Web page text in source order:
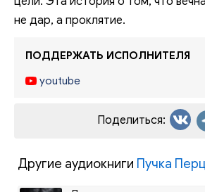
не дар, а проклятие.
ПОДДЕРЖАТЬ ИСПОЛНИТЕЛЯ
youtube
Поделиться:
Другие аудиокниги Пучка